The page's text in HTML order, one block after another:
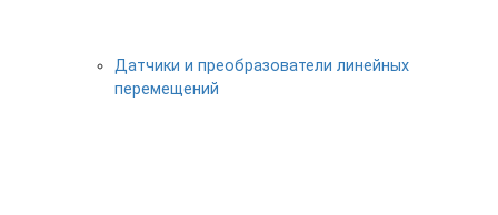
Датчики и преобразователи линейных
перемещений